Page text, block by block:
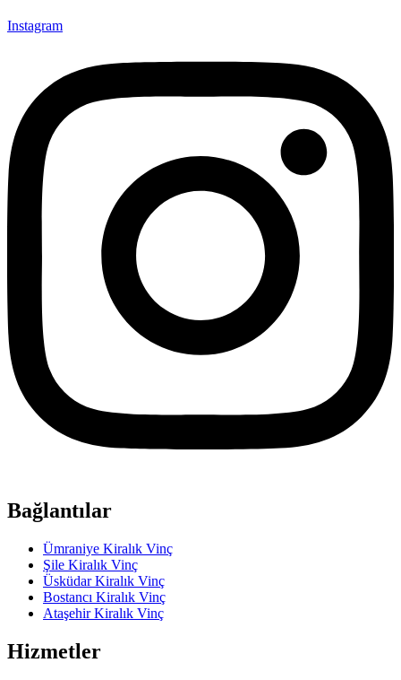
Instagram
Bağlantılar
Ümraniye Kiralık Vinç
Şile Kiralık Vinç
Üsküdar Kiralık Vinç
Bostancı Kiralık Vinç
Ataşehir Kiralık Vinç
Hizmetler